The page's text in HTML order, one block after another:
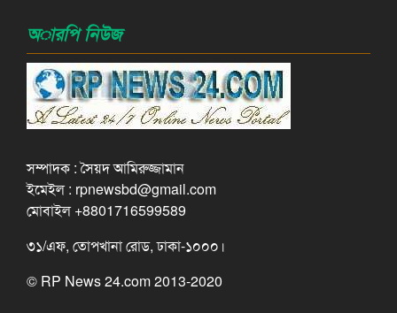
অারপি নিউজ
সম্পাদক : সৈয়দ আমিরুজ্জামান
ইমেইল : rpnewsbd@gmail.com
মোবাইল +8801716599589
৩১/এফ, তোপখানা রোড, ঢাকা-১০০০।
© RP News 24.com 2013-2020